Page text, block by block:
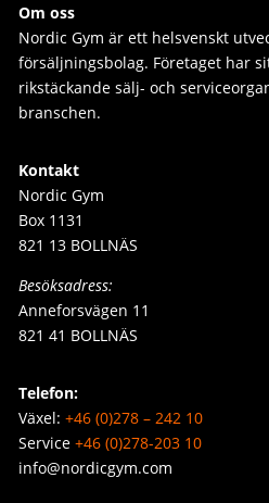
Om oss
Nordic Gym är ett helsvenskt
försäljningsbolag. Företaget har
rikstäckande sälj- och
branschen.
Kontakt
Nordic Gym
Box 1131
821 13 BOLLNÄS
Besöksadress:
Anneforsvägen 11
821 41 BOLLNÄS
Telefon:
Växel: +46 (0)278 – 242 10
Service +46 (0)278-203 10
info@nordicgym.com